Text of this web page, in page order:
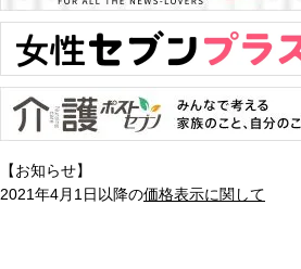
【お知らせ】
2021年4月1日以降の価格表示に関して